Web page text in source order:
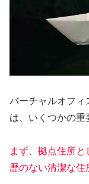
バーチャルオフィ
は、いくつかの重
まず、拠点住所
歴のない清潔な住